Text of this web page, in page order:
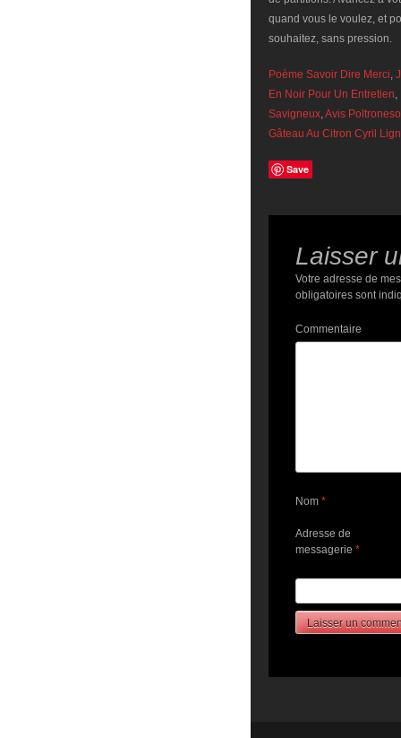
quand vous le voulez, et
souhaitez, sans pression.
Poème Savoir Dire Merci,
En Noir Pour Un Entretien,
Savigneux,Avis
Gâteau Au Citron Cyril
Save
Laisser
Votre adresse de
obligatoires sont
Commentaire
Nom *
Adresse de
messagerie *